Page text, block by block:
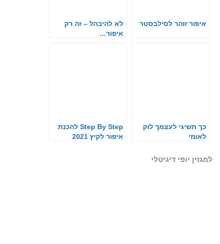
איפור זוהר לסילבסטר
לא להיבהל – זה רק
איפור…
כך תשיגי לעצמך לוק
לאומי
Step By Step להכנת
איפור לקיץ 2021
למגזין יופי דיגיטלי